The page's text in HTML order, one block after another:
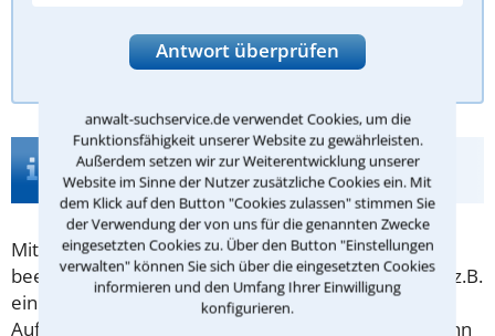
anwalt-suchservice.de verwendet Cookies, um die
Funktionsfähigkeit unserer Website zu gewährleisten.
Außerdem setzen wir zur Weiterentwicklung unserer
Website im Sinne der Nutzer zusätzliche Cookies ein. Mit
dem Klick auf den Button "Cookies zulassen" stimmen Sie
der Verwendung der von uns für die genannten Zwecke
eingesetzten Cookies zu. Über den Button "Einstellungen
verwalten" können Sie sich über die eingesetzten Cookies
informieren und den Umfang Ihrer Einwilligung
konfigurieren.
Antwort überprüfen
Infos zur Suche nach einem Anwalt für
Aufhebungsvertrag in Eching
Mit demAufhebungsvertraglassen sich Verträge
beenden, die ansonsten dauerhaft angelegt wären, z.B.
ein
oder einMietvertrag. Der
Aufhebungsvertrag ist an keine Form gebunden, kann